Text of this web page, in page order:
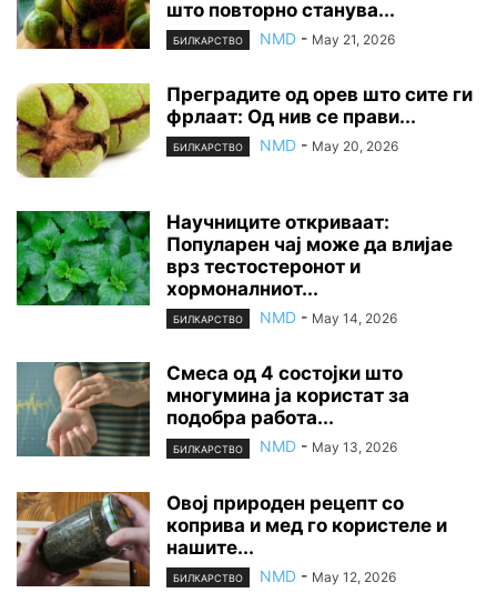
што повторно станува...
БИЛКАРСТВО NMD - May 21, 2026
Преградите од орев што сите ги
фрлаат: Од нив се прави...
БИЛКАРСТВО NMD - May 20, 2026
Научниците откриваат:
Популарен чај може да влијае
врз тестостеронот и
хормоналниот...
БИЛКАРСТВО NMD - May 14, 2026
Смеса од 4 состојки што
многумина ја користат за
подобра работа...
БИЛКАРСТВО NMD - May 13, 2026
Овој природен рецепт со
коприва и мед го користеле и
нашите...
БИЛКАРСТВО NMD - May 12, 2026